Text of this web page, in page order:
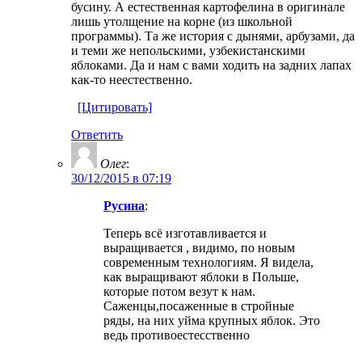
бусину. А естественная картофелина в оригинале
лишь утолщение на корне (из школьной
программы). Та же история с дынями, арбузами, да
и теми же непольскими, узбекистанскими
яблоками. Да и нам с вами ходить на задних лапах
как-то неестественно.
[Цитировать]
Ответить
Олег:
30/12/2015 в 07:19
Русина:
Теперь всё изготавливается и
выращивается , видимо, по новым
современным технологиям. Я видела,
как выращивают яблоки в Польше,
которые потом везут к нам.
Саженцы,посаженные в стройные
ряды, на них уйма крупных яблок. Это
ведь противоестесственно